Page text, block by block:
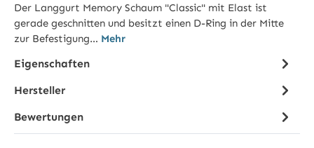
Der Langgurt Memory Schaum "Classic" mit Elast ist
gerade geschnitten und besitzt einen D-Ring in der Mitte
zur Befestigung… Mehr
Eigenschaften
Hersteller
Bewertungen